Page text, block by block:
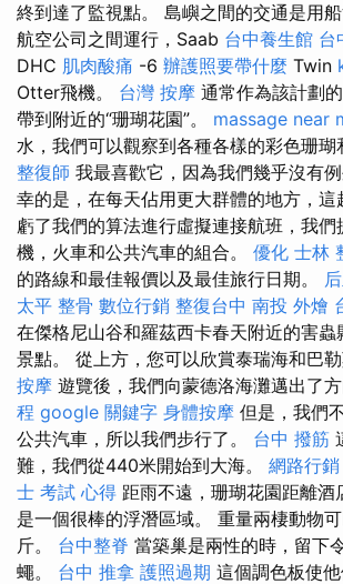
終到達了監視點。 島嶼之間的交通是用
航空公司之間運行，Saab 台中養生館 台
DHC 肌肉酸痛 -6 辦護照要帶什麼 Twin
Otter飛機。 台灣 按摩 通常作為該計劃
帶到附近的“珊瑚花園”。 massage near
水，我們可以觀察到各種各樣的彩色珊瑚
整復師 我最喜歡它，因為我們幾乎沒有例
幸的是，在每天佔用更大群體的地方，這
虧了我們的算法進行虛擬連接航班，我
機，火車和公共汽車的組合。 優化 士林
的路線和最佳報價以及最佳旅行日期。
太平 整骨 數位行銷 整復台中 南投 外燴
在傑格尼山谷和羅茲西卡春天附近的害蟲
景點。 從上方，您可以欣賞泰瑞海和巴勒
按摩 遊覽後，我們向蒙德洛海灘邁出了方
程 google 關鍵字 身體按摩 但是，我們
公共汽車，所以我們步行了。 台中 撥筋
難，我們從440米開始到大海。 網路行銷
士 考試 心得 距雨不遠，珊瑚花園距離酒
是一個很棒的浮潛區域。 重量兩棲動物
斤。 台中整脊 當築巢是兩性的時，留下
蠅。 台中 推拿 護照過期 這個調色板使